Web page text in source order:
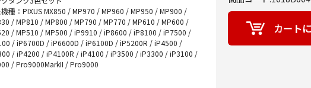
種：PIXUS MX850 / MP970 / MP960 / MP950 / MP900 /
/ MP810 / MP800 / MP790 / MP770 / MP610 / MP600 /
/ MP510 / MP500 / iP9910 / iP8600 / iP8100 / iP7500 /
/ iP6700D / iP6600D / iP6100D / iP5200R / iP4500 /
/ iP4200 / iP4100R / iP4100 / iP3500 / iP3300 / iP3100 /
/ Pro9000MarkII / Pro9000